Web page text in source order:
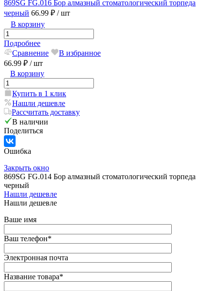
869SG FG.016 Бор алмазный стоматологический торпеда
черный 66.99 ₽ / шт
В корзину
Подробнее
Сравнение
В избранное
66.99 ₽ / шт
В корзину
Купить в 1 клик
Нашли дешевле
Рассчитать доставку
В наличии
Поделиться
Ошибка
Закрыть окно
869SG FG.014 Бор алмазный стоматологический торпеда
черный
Нашли дешевле
Нашли дешевле
Ваше имя
Ваш телефон*
Электронная почта
Название товара*